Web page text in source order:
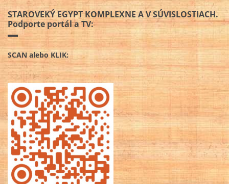
STAROVEKÝ EGYPT KOMPLEXNE A V SÚVISLOSTIACH.
Podporte portál a TV:
SCAN alebo KLIK: